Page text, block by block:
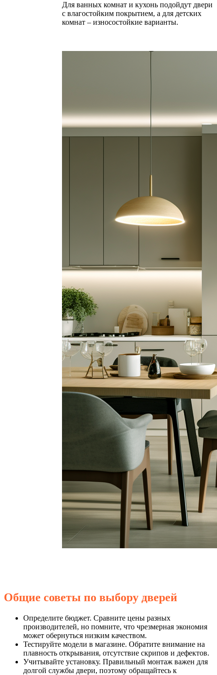
Для ванных комнат и кухонь подойдут двери
с влагостойким покрытием, а для детских
комнат – износостойкие варианты.
Общие советы по выбору дверей
Определите бюджет. Сравните цены разных
производителей, но помните, что чрезмерная экономия
может обернуться низким качеством.
Тестируйте модели в магазине. Обратите внимание на
плавность открывания, отсутствие скрипов и дефектов.
Учитывайте установку. Правильный монтаж важен для
долгой службы двери, поэтому обращайтесь к